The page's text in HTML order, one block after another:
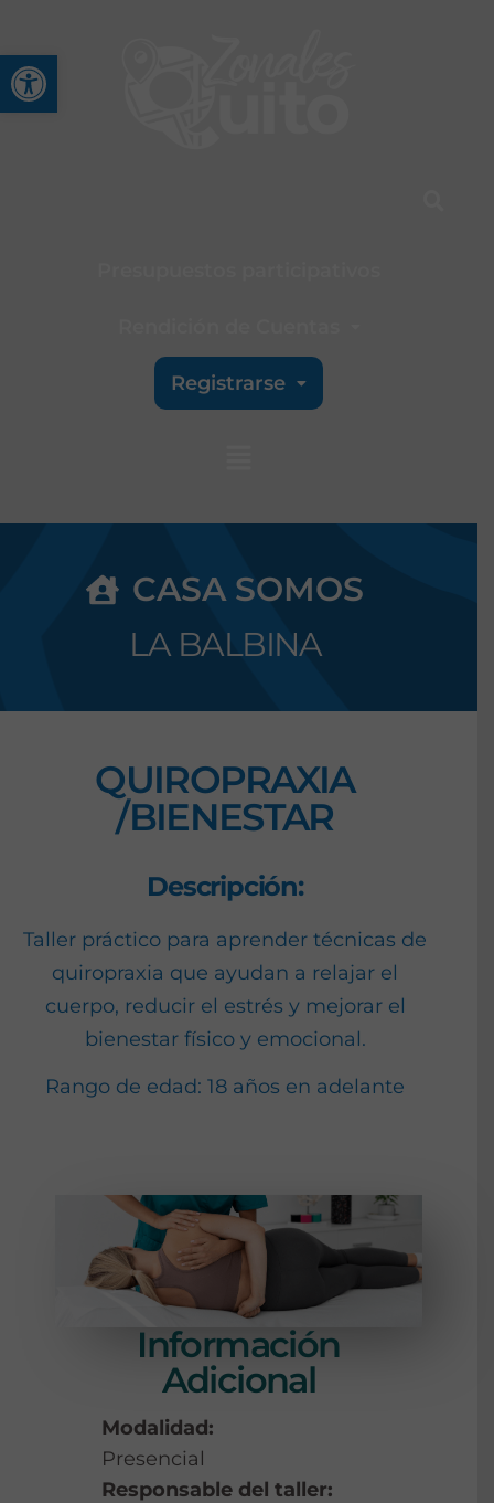
Abrir barra de
Registrarse
CASA SOMOS
LA BALBINA
QUIROPRAXIA
/BIENESTAR
Descripción:
Taller práctico para aprender técnicas de
quiropraxia que ayudan a relajar el
cuerpo, reducir el estrés y mejorar el
bienestar físico y emocional.
Rango de edad: 18 años en adelante
Información
Adicional
Modalidad:
Presencial
Responsable del taller: